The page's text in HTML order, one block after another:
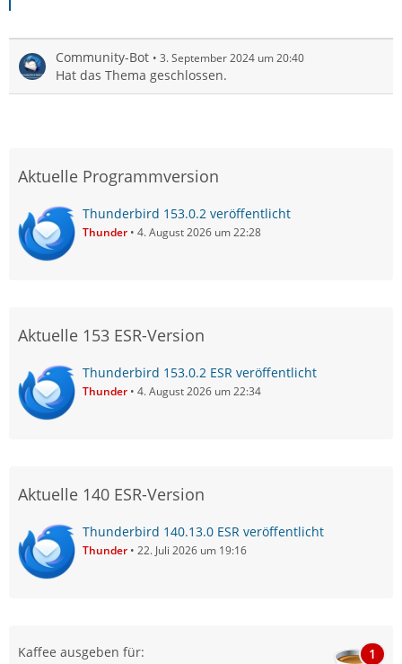
Community-Bot 3. September 2024 um 20:40
Hat das Thema geschlossen.
Aktuelle Programmversion
Thunderbird 153.0.2 veröffentlicht
Thunder 4. August 2026 um 22:28
Aktuelle 153 ESR-Version
Thunderbird 153.0.2 ESR veröffentlicht
Thunder 4. August 2026 um 22:34
Aktuelle 140 ESR-Version
Thunderbird 140.13.0 ESR veröffentlicht
Thunder 22. Juli 2026 um 19:16
Kaffee ausgeben für: 1